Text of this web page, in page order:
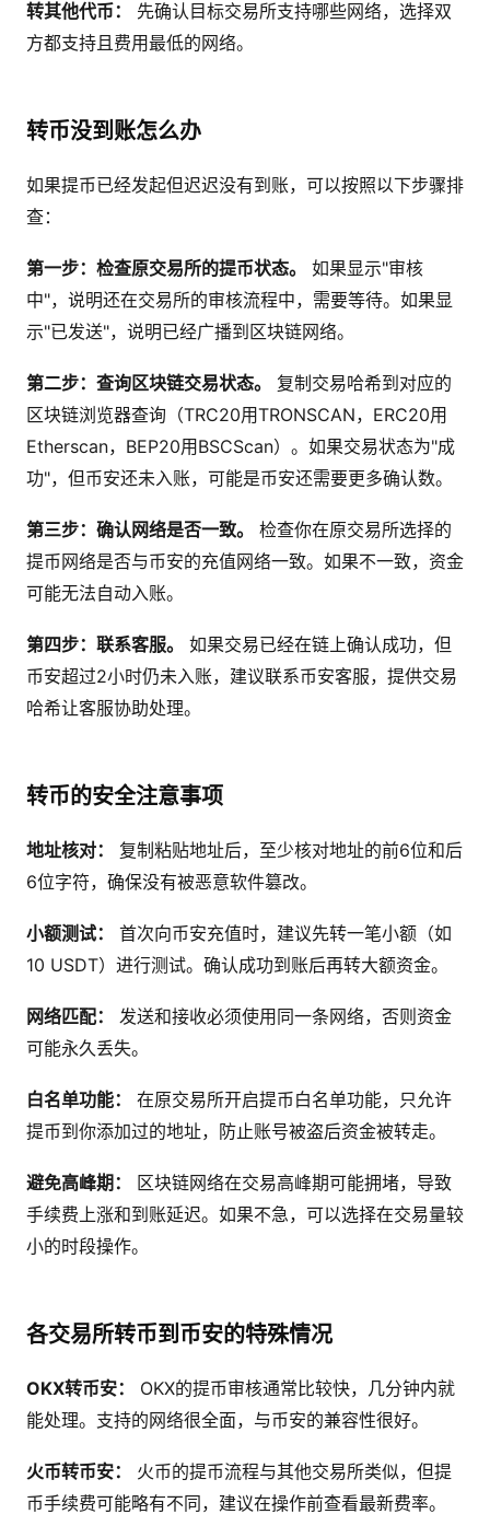
转其他代币：
先确认目标交易所支持哪些网络，选择双
方都支持且费用最低的网络。
转币没到账怎么办
如果提币已经发起但迟迟没有到账，可以按照以下步骤排
查：
第一步：检查原交易所的提币状态。
如果显示"审核
中"，说明还在交易所的审核流程中，需要等待。如果显
示"已发送"，说明已经广播到区块链网络。
第二步：查询区块链交易状态。
复制交易哈希到对应的
区块链浏览器查询（TRC20用TRONSCAN，ERC20用
Etherscan，BEP20用BSCScan）。如果交易状态为"成
功"，但币安还未入账，可能是币安还需要更多确认数。
第三步：确认网络是否一致。
检查你在原交易所选择的
提币网络是否与币安的充值网络一致。如果不一致，资金
可能无法自动入账。
第四步：联系客服。
如果交易已经在链上确认成功，但
币安超过2小时仍未入账，建议联系币安客服，提供交易
哈希让客服协助处理。
转币的安全注意事项
地址核对：
复制粘贴地址后，至少核对地址的前6位和后
6位字符，确保没有被恶意软件篡改。
小额测试：
首次向币安充值时，建议先转一笔小额（如
10 USDT）进行测试。确认成功到账后再转大额资金。
网络匹配：
发送和接收必须使用同一条网络，否则资金
可能永久丢失。
白名单功能：
在原交易所开启提币白名单功能，只允许
提币到你添加过的地址，防止账号被盗后资金被转走。
避免高峰期：
区块链网络在交易高峰期可能拥堵，导致
手续费上涨和到账延迟。如果不急，可以选择在交易量较
小的时段操作。
各交易所转币到币安的特殊情况
OKX转币安：
OKX的提币审核通常比较快，几分钟内就
能处理。支持的网络很全面，与币安的兼容性很好。
火币转币安：
火币的提币流程与其他交易所类似，但提
币手续费可能略有不同，建议在操作前查看最新费率。